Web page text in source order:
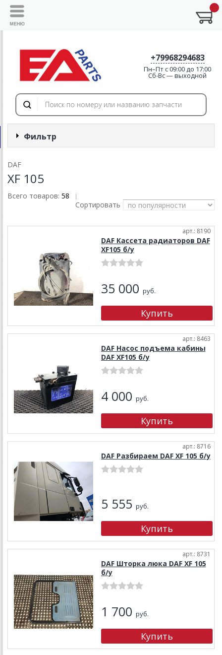
+79968294683
Пн–Пт с 09:00 до 17:00
Cб-Вс — выходной
Фильтр
DAF
XF 105
Всего товаров: 58 |
Сортировать
арт.: 8190
DAF Кассета радиаторов DAF
XF105 б/у
35 000 руб.
арт.: 8463
DAF Насос подъема кабины
DAF XF105 б/у
4 000 руб.
арт.: 8716
DAF Разбираем DAF XF 105 б/у
5 555 руб.
арт.: 8731
DAF Шторка люка DAF XF 105
б/у
1 700 руб.